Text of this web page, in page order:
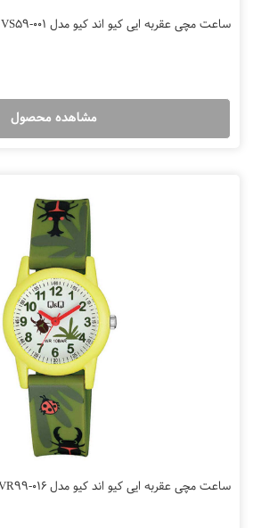
ساعت مچی عقربه ایی کیو اند کیو مدل VS59-001
مشاهده محصول
ساعت مچی عقربه ایی کیو اند کیو مدل VR99-016